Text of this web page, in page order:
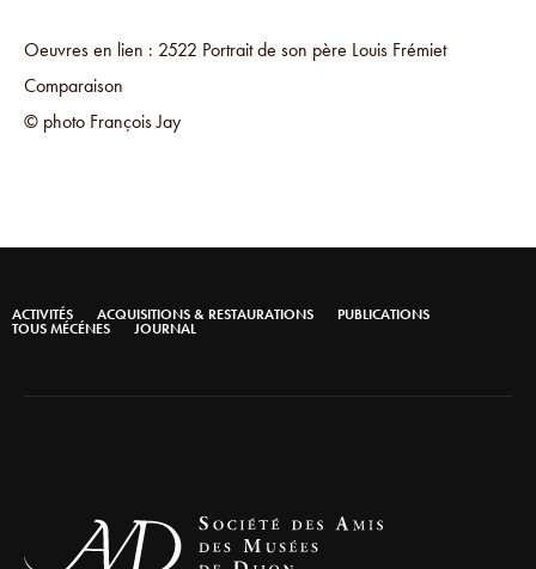
Oeuvres en lien : 2522 Portrait de son père Louis Frémiet
Comparaison
© photo François Jay
ACTIVITÉS ACQUISITIONS & RESTAURATIONS PUBLICATIONS
TOUS MÉCÉNES JOURNAL